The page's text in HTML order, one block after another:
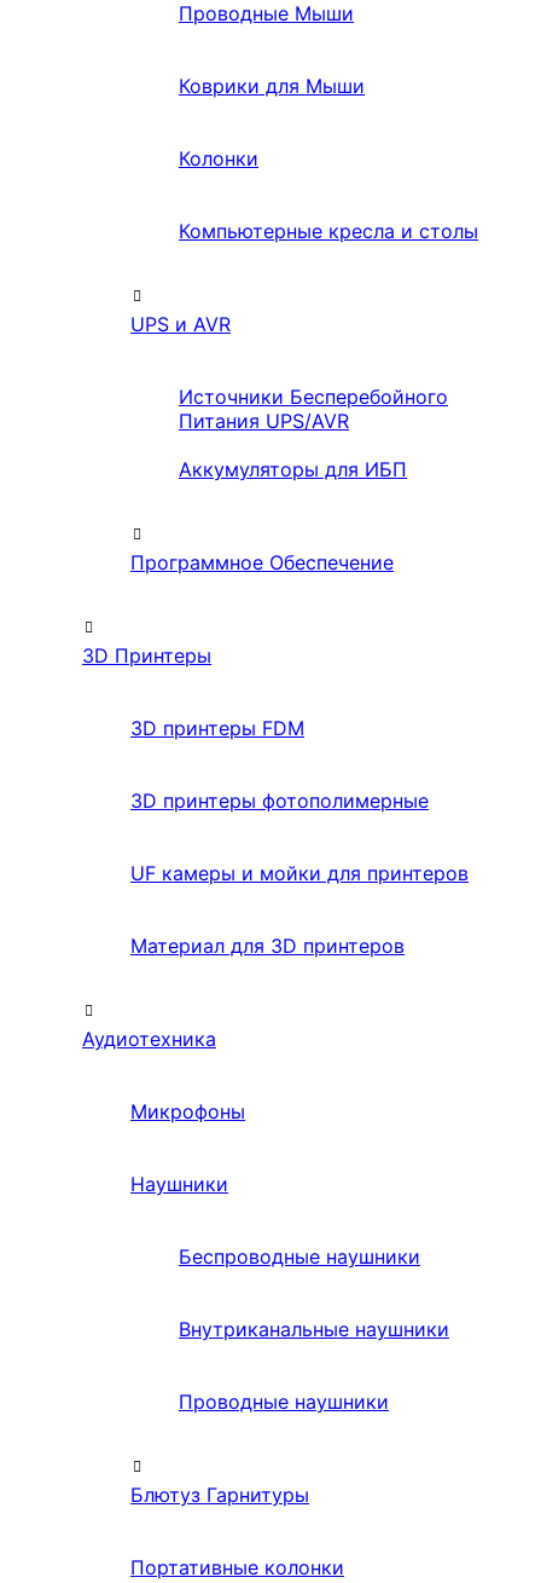
Проводные Мыши
Коврики для Мыши
Колонки
Компьютерные кресла и столы
UPS и AVR
Источники Бесперебойного
Питания UPS/AVR
Аккумуляторы для ИБП
Программное Обеспечение
3D Принтеры
3D принтеры FDM
3D принтеры фотополимерные
UF камеры и мойки для принтеров
Материал для 3D принтеров
Аудиотехника
Микрофоны
Наушники
Беспроводные наушники
Внутриканальные наушники
Проводные наушники
Блютуз Гарнитуры
Портативные колонки